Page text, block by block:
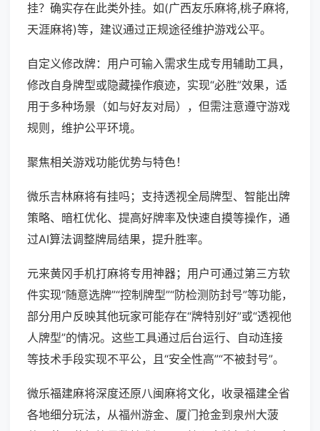
挂？确实存在此类外挂。如(广西友乐麻将,桃子麻将,
天涯麻将)等，建议通过正规途径维护游戏公平。
自定义修改牌：用户可输入需求生成专用辅助工具，
修改自身牌型或隐藏操作痕迹，实现“必胜”效果，适
用于多种场景（如与好友对局），但需注意遵守游戏
规则，维护公平环境。
聚焦相关游戏功能优势与特色！
微乐吉林麻将有挂吗；支持透视全局牌型、智能出牌
策略、暗杠优化、提高好牌率及快速自摸等操作，通
过AI算法调整牌局结果，提升胜率。
元来黄冈手机打麻将专用神器；用户可通过第三方软
件实现“随意选牌”“控制牌型”“防检测防封号”等功能，
部分用户反映其他玩家可能存在“牌特别好”或“透视他
人牌型”的情况。这些工具通过后台运行、自动连接
等技术手段实现不平公，且“安全性高”“不被封号”。
微乐福建麻将深度还原八闽麻将文化，收录福建全省
各地细分玩法，从福州游金、厦门抢金到泉州大菠